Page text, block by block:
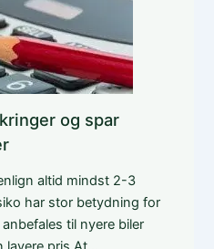
og spar
altid mindst 2-3
har stor betydning for
til nyere biler